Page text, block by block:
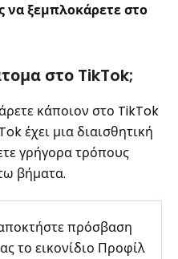
να ξεμπλοκάρετε στο
στο TikTok;
κάποιον στο TikTok
έχει μια διαισθητική
γρήγορα τρόπους
βήματα.
πρόσβαση
το εικονίδιο Προφίλ